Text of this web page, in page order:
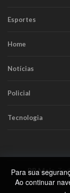
Esportes
Home
Notícias
Policial
Tecnologia
RR Mais.
Para sua
Ao continuar